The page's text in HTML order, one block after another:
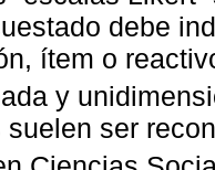
debe
ítem o
y
suelen ser